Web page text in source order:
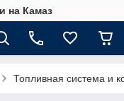
на Камаз
Топливная система и